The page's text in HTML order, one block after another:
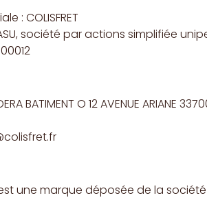
: COLISFRET
société par actions simplifiée
BATIMENT O 12 AVENUE ARIANE
est une marque déposée de la société